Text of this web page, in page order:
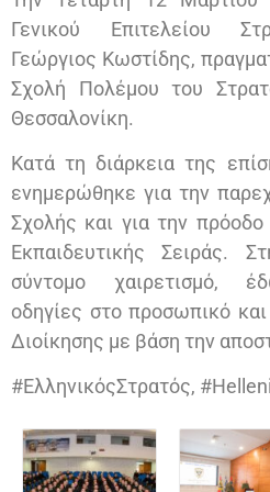
Γιαννιτσών
Καλαμάτας
Οχυρού «Εμίν Αγά»
Κομοτηνής
Κτηνιατρικής Υπηρεσίας
Σαρανταπόρου
ΕΛΔΥΚ
Σχολής Πεζικού
Γεωγραφικής Υπηρεσίας
Κέντρου Εκπαιδεύσεως
Χρωμοναστηρίου
Γενικού Επιτελείου
Γεώργιος Κωστίδης,
Σχολή Πολέμου του
Θεσσαλονίκη.
Κατά τη διάρκεια της
ενημερώθηκε για την
Σχολής και για την
Εκπαιδευτικής Σειράς.
σύντομο χαιρετισμό,
οδηγίες στο προσωπικό
Διοίκησης με βάση την
#ΕλληνικόςΣτρατός,